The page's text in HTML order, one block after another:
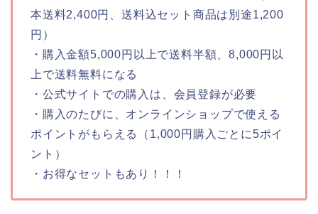
本送料2,400円、送料込セット商品は別途1,200
円）
・購入金額5,000円以上で送料半額、8,000円以
上で送料無料になる
・公式サイトでの購入は、会員登録が必要
・購入のたびに、オンラインショップで使える
ポイントがもらえる（1,000円購入ごとに5ポイ
ント）
・お得なセットもあり！！！